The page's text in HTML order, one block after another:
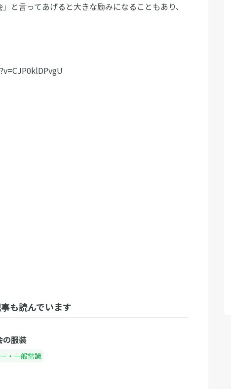
と言ってあげると大きな励みになることもあり、
も読んでいます
の服装
・一般常識